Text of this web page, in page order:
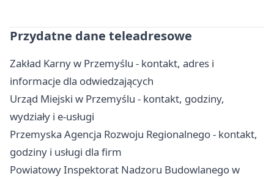
Przydatne dane teleadresowe
Zakład Karny w Przemyślu - kontakt, adres i
informacje dla odwiedzających
Urząd Miejski w Przemyślu - kontakt, godziny,
wydziały i e-usługi
Przemyska Agencja Rozwoju Regionalnego - kontakt,
godziny i usługi dla firm
Powiatowy Inspektorat Nadzoru Budowlanego w